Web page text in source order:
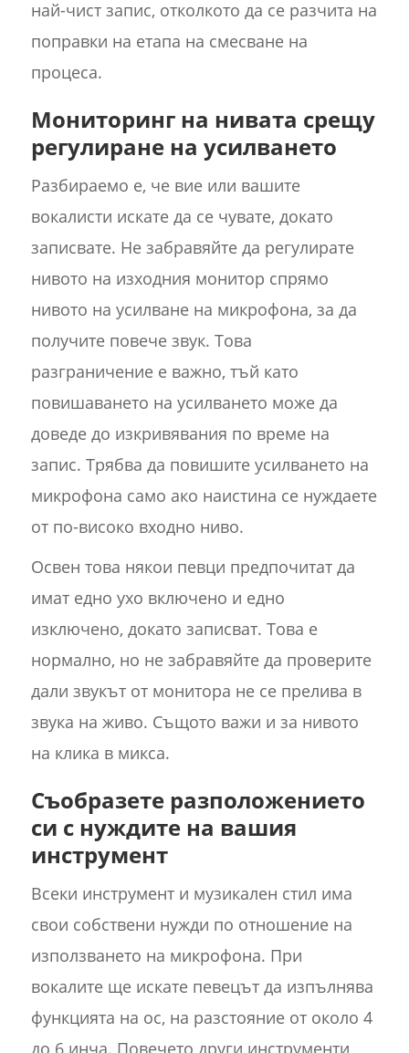
най-чист запис, отколкото да се разчита на
поправки на етапа на смесване на
процеса.
Мониторинг на нивата срещу
регулиране на усилването
Разбираемо е, че вие или вашите
вокалисти искате да се чувате, докато
записвате. Не забравяйте да регулирате
нивото на изходния монитор спрямо
нивото на усилване на микрофона, за да
получите повече звук. Това
разграничение е важно, тъй като
повишаването на усилването може да
доведе до изкривявания по време на
запис. Трябва да повишите усилването на
микрофона само ако наистина се нуждаете
от по-високо входно ниво.
Освен това някои певци предпочитат да
имат едно ухо включено и едно
изключено, докато записват. Това е
нормално, но не забравяйте да проверите
дали звукът от монитора не се прелива в
звука на живо. Същото важи и за нивото
на клика в микса.
Съобразете разположението
си с нуждите на вашия
инструмент
Всеки инструмент и музикален стил има
свои собствени нужди по отношение на
използването на микрофона. При
вокалите ще искате певецът да изпълнява
функцията на ос, на разстояние от около 4
до 6 инча. Повечето други инструменти